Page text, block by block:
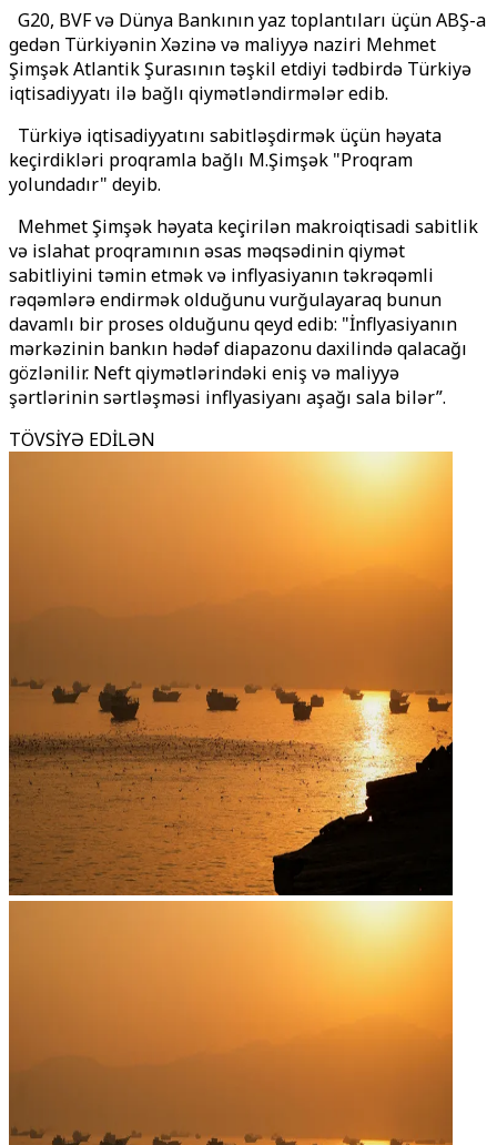
G20, BVF və Dünya Bankının yaz toplantıları üçün ABŞ-a
gedən Türkiyənin Xəzinə və maliyyə naziri Mehmet
Şimşək Atlantik Şurasının təşkil etdiyi tədbirdə Türkiyə
iqtisadiyyatı ilə bağlı qiymətləndirmələr edib.
Türkiyə iqtisadiyyatını sabitləşdirmək üçün həyata
keçirdikləri proqramla bağlı M.Şimşək "Proqram
yolundadır" deyib.
Mehmet Şimşək həyata keçirilən makroiqtisadi sabitlik
və islahat proqramının əsas məqsədinin qiymət
sabitliyini təmin etmək və inflyasiyanın təkrəqəmli
rəqəmlərə endirmək olduğunu vurğulayaraq bunun
davamlı bir proses olduğunu qeyd edib: "İnflyasiyanın
mərkəzinin bankın hədəf diapazonu daxilində qalacağı
gözlənilir. Neft qiymətlərindəki eniş və maliyyə
şərtlərinin sərtləşməsi inflyasiyanı aşağı sala bilər”.
TÖVSİYƏ EDİLƏN